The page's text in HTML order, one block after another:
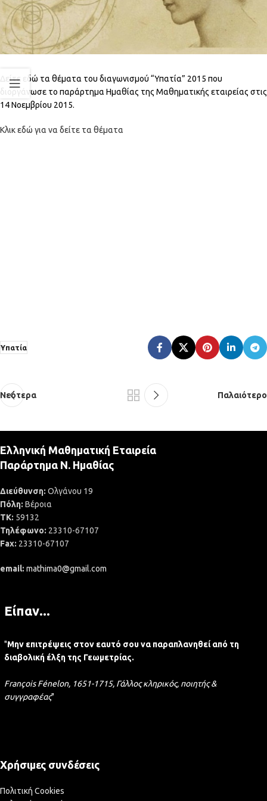
Δείτε εδώ τα θέματα του διαγωνισμού “Υπατία” 2015 που
διοργάνωσε το παράρτημα Ημαθίας της Μαθηματικής εταιρείας στις
14 Νοεμβρίου 2015.
Κλικ εδώ για να δείτε τα θέματα
Υπατία
Νεότερα Παλαιότερο
Ελληνική Μαθηματική Εταιρεία
Παράρτημα Ν. Ημαθίας
Διεύθυνση: Ολγάνου 19
Πόλη: Βέροια
ΤΚ: 59132
Τηλέφωνο: 23310-67107
Fax: 23310-67107
email: mathima0@gmail.com
Είπαν...
"Μην επιτρέψεις στον εαυτό σου να παραπλανηθεί από τη
διαβολική έλξη της Γεωμετρίας.
François Fénelon, 1651-1715, Γάλλος κληρικός, ποιητής &
συγγραφέας"
Χρήσιμες συνδέσεις
Πολιτική Cookies